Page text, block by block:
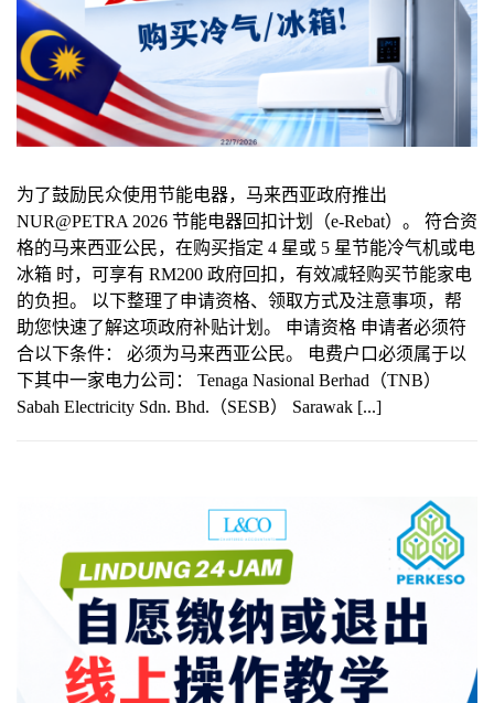
为了鼓励民众使用节能电器，马来西亚政府推出
NUR@PETRA 2026 节能电器回扣计划（e-Rebat）。 符合资
格的马来西亚公民，在购买指定 4 星或 5 星节能冷气机或电
冰箱 时，可享有 RM200 政府回扣，有效减轻购买节能家电
的负担。 以下整理了申请资格、领取方式及注意事项，帮
助您快速了解这项政府补贴计划。 申请资格 申请者必须符
合以下条件： 必须为马来西亚公民。 电费户口必须属于以
下其中一家电力公司： Tenaga Nasional Berhad（TNB）
Sabah Electricity Sdn. Bhd.（SESB） Sarawak [...]